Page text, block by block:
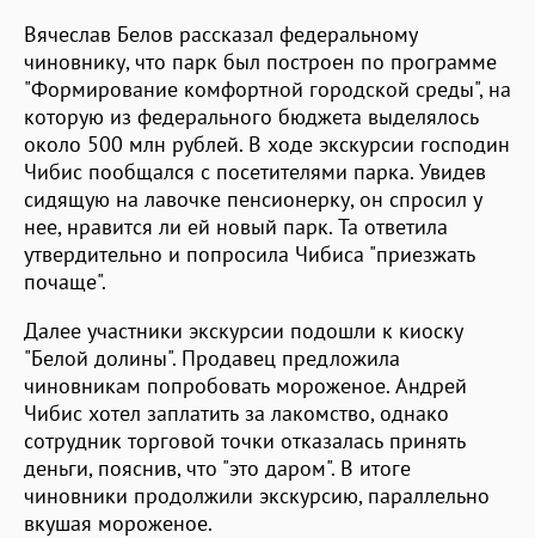
Вячеслав Белов рассказал федеральному
чиновнику, что парк был построен по программе
"Формирование комфортной городской среды", на
которую из федерального бюджета выделялось
около 500 млн рублей. В ходе экскурсии господин
Чибис пообщался с посетителями парка. Увидев
сидящую на лавочке пенсионерку, он спросил у
нее, нравится ли ей новый парк. Та ответила
утвердительно и попросила Чибиса "приезжать
почаще".
Далее участники экскурсии подошли к киоску
"Белой долины". Продавец предложила
чиновникам попробовать мороженое. Андрей
Чибис хотел заплатить за лакомство, однако
сотрудник торговой точки отказалась принять
деньги, пояснив, что "это даром". В итоге
чиновники продолжили экскурсию, параллельно
вкушая мороженое.